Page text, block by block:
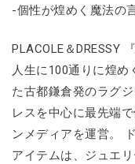
-個性が煌めく魔法の
PLACOLE＆DRESSY
人生に100通りに煌
た古都鎌倉発のラグ
レスを中心に最先端
ンメディアを運営。
アイテムは、ジュエ